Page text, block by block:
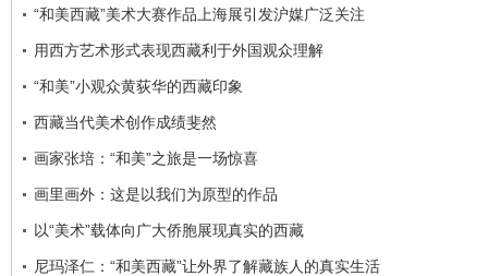
“和美西藏”美术大赛作品上海展引发沪媒广泛关注
用西方艺术形式表现西藏利于外国观众理解
“和美”小观众黄荻华的西藏印象
西藏当代美术创作成绩斐然
画家张培：“和美”之旅是一场惊喜
画里画外：这是以我们为原型的作品
以“美术”载体向广大侨胞展现真实的西藏
尼玛泽仁：“和美西藏”让外界了解藏族人的真实生活